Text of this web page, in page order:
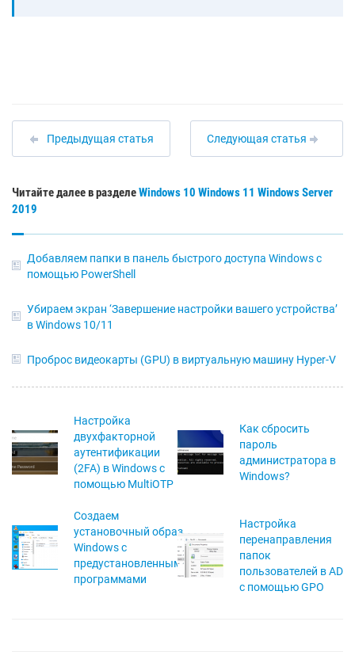
Предыдущая статья Следующая статья
Читайте далее в разделеWindows 10 Windows 11 Windows Server
2019
Добавляем папки в панель быстрого доступа Windows с
помощью PowerShell
Убираем экран ‘Завершение настройки вашего устройства’
в Windows 10/11
Проброс видеокарты (GPU) в виртуальную машину Hyper-V
Настройка
двухфакторной
аутентификации
(2FA) в Windows с
помощью MultiOTP
Как сбросить
пароль
администратора в
Windows?
Создаем
установочный образ
Windows с
предустановленными
программами
Настройка
перенаправления
папок
пользователей в AD
с помощью GPO